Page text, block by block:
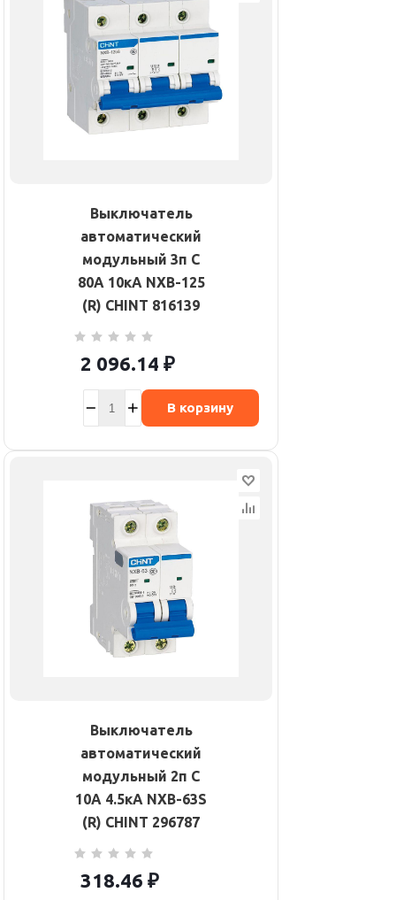
Выключатель
автоматический
модульный 3п C
80А 10кА NXB-125
(R) CHINT 816139
2 096.14 ₽
В корзину
Выключатель
автоматический
модульный 2п C
10А 4.5кА NXB-63S
(R) CHINT 296787
318.46 ₽